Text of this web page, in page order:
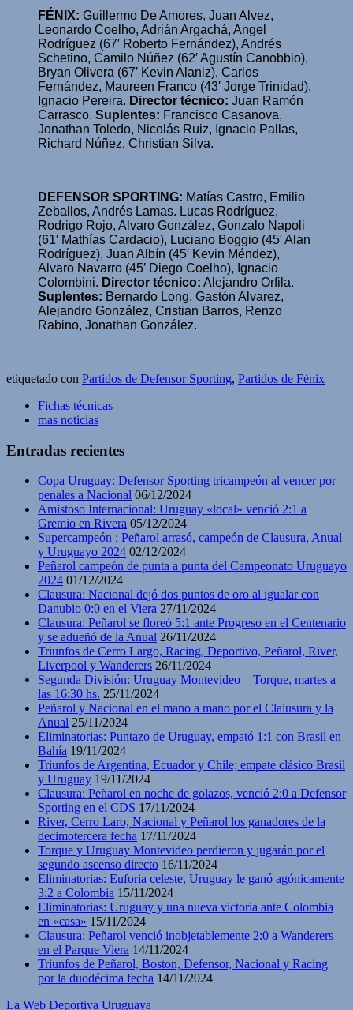
FÉNIX: Guillermo De Amores, Juan Alvez,
Leonardo Coelho, Adrián Argachá, Angel
Rodríguez (67′ Roberto Fernández), Andrés
Schetino, Camilo Núñez (62′ Agustín Canobbio),
Bryan Olivera (67′ Kevin Alaniz), Carlos
Fernández, Maureen Franco (43′ Jorge Trinidad),
Ignacio Pereira. Director técnico: Juan Ramón
Carrasco. Suplentes: Francisco Casanova,
Jonathan Toledo, Nicolás Ruiz, Ignacio Pallas,
Richard Núñez, Christian Silva.
DEFENSOR SPORTING: Matías Castro, Emilio
Zeballos, Andrés Lamas. Lucas Rodríguez,
Rodrigo Rojo, Alvaro González, Gonzalo Napoli
(61′ Mathías Cardacio), Luciano Boggio (45′ Alan
Rodríguez), Juan Albín (45′ Kevin Méndez),
Alvaro Navarro (45′ Diego Coelho), Ignacio
Colombini. Director técnico: Alejandro Orfila.
Suplentes: Bernardo Long, Gastón Alvarez,
Alejandro González, Cristian Barros, Renzo
Rabino, Jonathan González.
etiquetado con Partidos de Defensor Sporting, Partidos de Fénix
Fichas técnicas
mas noticias
Entradas recientes
Copa Uruguay: Defensor Sporting tricampeón al vencer por
penales a Nacional 06/12/2024
Amistoso Internacional: Uruguay «local» venció 2:1 a
Gremio en Rivera 05/12/2024
Supercampeón : Peñarol arrasó, campeón de Clausura, Anual
y Uruguayo 2024 02/12/2024
Peñarol campeón de punta a punta del Campeonato Uruguayo
2024 01/12/2024
Clausura: Nacional dejó dos puntos de oro al igualar con
Danubio 0:0 en el Viera 27/11/2024
Clausura: Peñarol se floreó 5:1 ante Progreso en el Centenario
y se adueñó de la Anual 26/11/2024
Triunfos de Cerro Largo, Racing, Deportivo, Peñarol, River,
Liverpool y Wanderers 26/11/2024
Segunda División: Uruguay Montevideo – Torque, martes a
las 16:30 hs. 25/11/2024
Peñarol y Nacional en el mano a mano por el Claiusura y la
Anual 25/11/2024
Eliminatorias: Puntazo de Uruguay, empató 1:1 con Brasil en
Bahía 19/11/2024
Triunfos de Argentina, Ecuador y Chile; empate clásico Brasil
y Uruguay 19/11/2024
Clausura: Peñarol en noche de golazos, venció 2:0 a Defensor
Sporting en el CDS 17/11/2024
River, Cerro Laro, Nacional y Peñarol los ganadores de la
decimotercera fecha 17/11/2024
Torque y Uruguay Montevideo perdieron y jugarán por el
segundo ascenso directo 16/11/2024
Eliminatorias: Euforia celeste, Uruguay le ganó agónicamente
3:2 a Colombia 15/11/2024
Eliminatorias: Uruguay y una nueva victoria ante Colombia
en «casa» 15/11/2024
Clausura: Peñarol venció inobjetablemente 2:0 a Wanderers
en el Parque Viera 14/11/2024
Triunfos de Peñarol, Boston, Defensor, Nacional y Racing
por la duodécima fecha 14/11/2024
La Web Deportiva Uruguaya